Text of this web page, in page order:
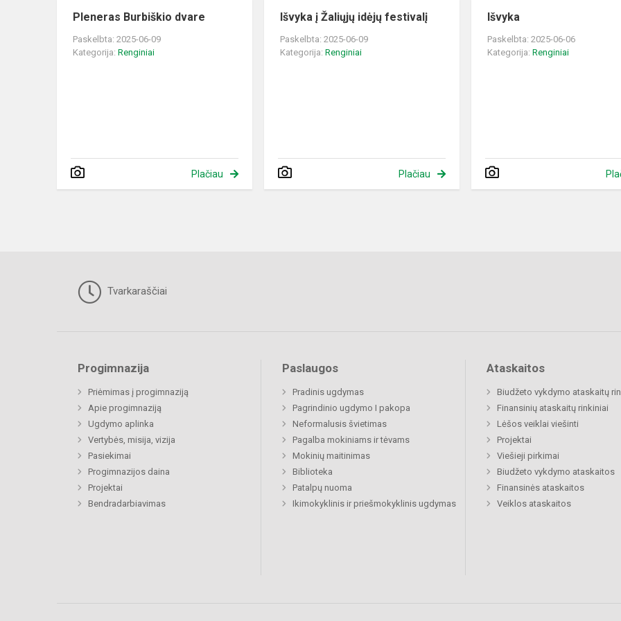
Pleneras Burbiškio dvare
Paskelbta: 2025-06-09
Kategorija: Renginiai
Plačiau
Išvyka į Žaliųjų idėjų festivalį
Paskelbta: 2025-06-09
Kategorija:Renginiai
Plačiau
Išvyka
Paskelbta: 2025-06-06
Kategorija:Renginiai
Tvarkaraščiai
Progimnazija
Priėmimas į progimnaziją
Apie progimnaziją
Ugdymo aplinka
Vertybės, misija, vizija
Pasiekimai
Progimnazijos daina
Projektai
Bendradarbiavimas
Paslaugos
Pradinis ugdymas
Pagrindinio ugdymo I pakopa
Neformalusis švietimas
Pagalba mokiniams ir tėvams
Mokinių maitinimas
Biblioteka
Patalpų nuoma
Ikimokyklinis ir priešmokyklinis ugdymas
Ataskaitos
Biudžeto vykdymo ataskaitų
Finansinių ataskaitų rinkiniai
Lėšos veiklai viešinti
Projektai
Viešieji pirkimai
Biudžeto vykdymo ataskaitos
Finansinės ataskaitos
Veiklos ataskaitos